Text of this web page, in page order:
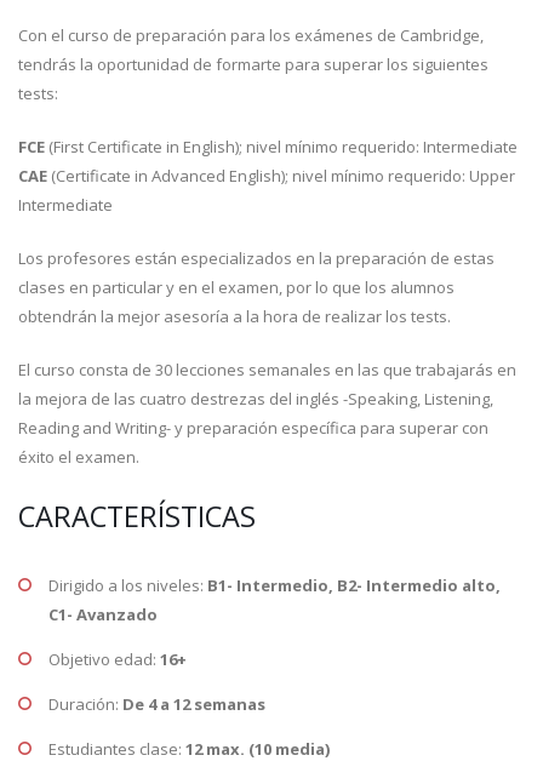
Con el curso de preparación para los exámenes de Cambridge,
tendrás la oportunidad de formarte para superar los siguientes
tests:
FCE (First Certificate in English); nivel mínimo requerido: Intermediate
CAE (Certificate in Advanced English); nivel mínimo requerido: Upper
Intermediate
Los profesores están especializados en la preparación de estas
clases en particular y en el examen, por lo que los alumnos
obtendrán la mejor asesoría a la hora de realizar los tests.
El curso consta de 30 lecciones semanales en las que trabajarás en
la mejora de las cuatro destrezas del inglés -Speaking, Listening,
Reading and Writing- y preparación específica para superar con
éxito el examen.
CARACTERÍSTICAS
Dirigido a los niveles: B1- Intermedio, B2- Intermedio alto,
C1- Avanzado
Objetivo edad: 16+
Duración: De 4 a 12 semanas
Estudiantes clase: 12 max. (10 media)